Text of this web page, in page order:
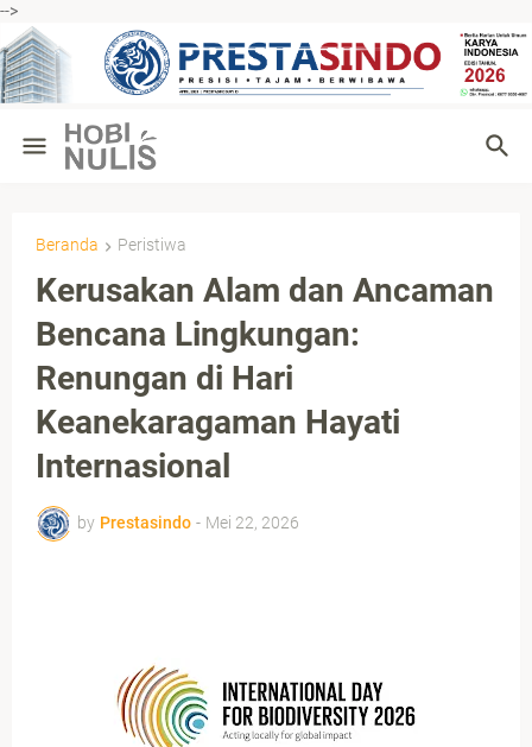
-->
Beranda Peristiwa
Kerusakan Alam dan Ancaman
Bencana Lingkungan:
Renungan di Hari
Keanekaragaman Hayati
Internasional
by Prestasindo - Mei 22, 2026